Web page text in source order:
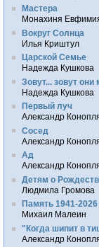
Мастера
Монахиня
Вокруг Солнца
Илья Криштул
Царской Семье
Надежда Кушкова
Зовут... зовут они
Надежда Кушкова
Первый луч
Александр
Сосед
Александр
Ад
Александр
Детям о
Людмила Громова
Память 1941-2026
Михаил Малеин
"Когда шипит в
Александр